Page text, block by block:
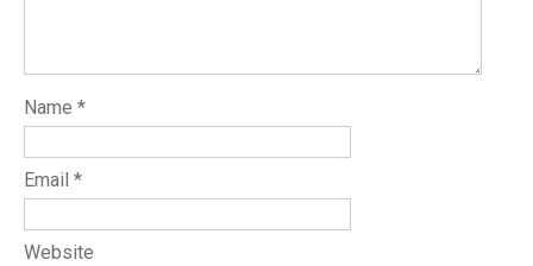
Name *
Email *
Website